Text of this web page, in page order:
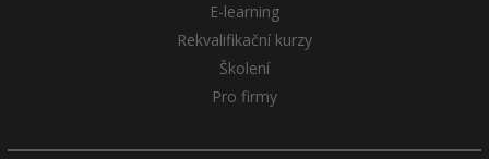
E-learning
Rekvalifikační kurzy
Školení
Pro firmy